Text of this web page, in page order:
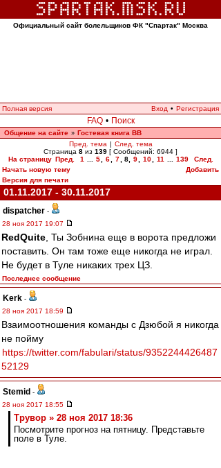
Официальный сайт болельщиков ФК "Спартак" Москва
Полная версия Вход • Регистрация
FAQ • Поиск
Общение на сайте » Гостевая книга ВВ
Пред. тема | След. тема
Страница 8 из 139 [ Сообщений: 6944 ]
На страницу Пред. 1 5 6 7 8, 9 10 11 139
След.
Начать новую тему
Добавить
Версия для печати
01.11.2017 - 30.11.2017
dispatcher -
28 ноя 2017 19:07
RedQuite , Ты Зобнина еще в ворота предложи
поставить. Он там тоже еще никогда не играл.
Не будет в Туле никаких трех ЦЗ.
Последнее сообщение
Kerk -
28 ноя 2017 18:59
Взаимоотношения команды с Дзюбой я никогда
не пойму
https://twitter.com/fabulari/status/9352244426487
52129
Stemid -
28 ноя 2017 18:55
Трувор » 28 ноя 2017 18:36
Посмотрите прогноз на пятницу. Представьте
поле в Туле.